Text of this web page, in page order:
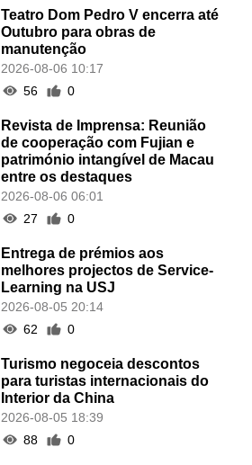
Teatro Dom Pedro V encerra até
Outubro para obras de
manutenção
2026-08-06 10:17
56
0
Revista de Imprensa: Reunião
de cooperação com Fujian e
património intangível de Macau
entre os destaques
2026-08-06 06:01
27
0
Entrega de prémios aos
melhores projectos de Service-
Learning na USJ
2026-08-05 20:14
62
0
Turismo negoceia descontos
para turistas internacionais do
Interior da China
2026-08-05 18:39
88
0